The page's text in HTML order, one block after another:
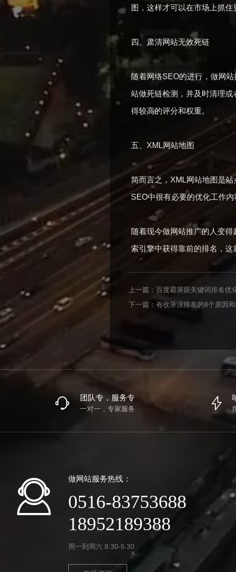
图，这样才可以在市场上抓
四、肃清网站无效死链
随着网络SEO的进行，做网
站做死链检测，并及时清理
得较高的评分和权重。
五、XML网站地图
简而言之，XML网站地图是
SEO中很有必要的优化工作
随着现今做网站推广的人变
索引擎中获得靠前的排名，这
上一篇：百度霸屏跟关键词排名优
下一篇：有收录没排名的8个原因
团队专，服务专
一对一，专家服务
做网站服务热线：
0516-83753688
18952189388
周一到周六 8:30-5:30